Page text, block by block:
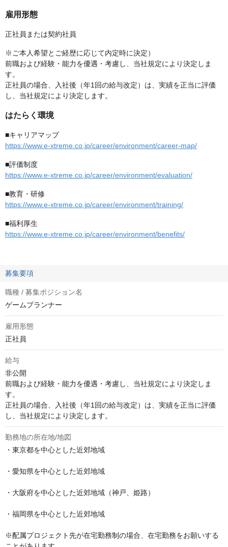
雇用形態
正社員または契約社員
※ご本人希望とご経歴に応じて内定時に決定）
前職および経験・能力を優遇・考慮し、当社規定により決定しま
す。
正社員の場合、入社後（年1回の給与改定）は、実績を正当に評価
し、当社規定により決定します。
はたらく環境
■キャリアマップ
https://www.e-xtreme.co.jp/career/environment/career-map/
■評価制度
https://www.e-xtreme.co.jp/career/environment/evaluation/
■教育・研修
https://www.e-xtreme.co.jp/career/environment/training/
■福利厚生
https://www.e-xtreme.co.jp/career/environment/benefits/
募集要項
職種 / 募集ポジション名
ゲームプランナー
雇用形態
正社員
給与
非公開
前職および経験・能力を優遇・考慮し、当社規定により決定しま
す。
正社員の場合、入社後（年1回の給与改定）は、実績を正当に評価
し、当社規定により決定します。
勤務地の所在地/地図
・東京都を中心とした近郊地域
・愛知県を中心とした近郊地域
・大阪府を中心とした近郊地域（神戸、姫路）
・福岡県を中心とした近郊地域
※配属プロジェクト先が在宅勤務制の場合、在宅勤務をお願いする